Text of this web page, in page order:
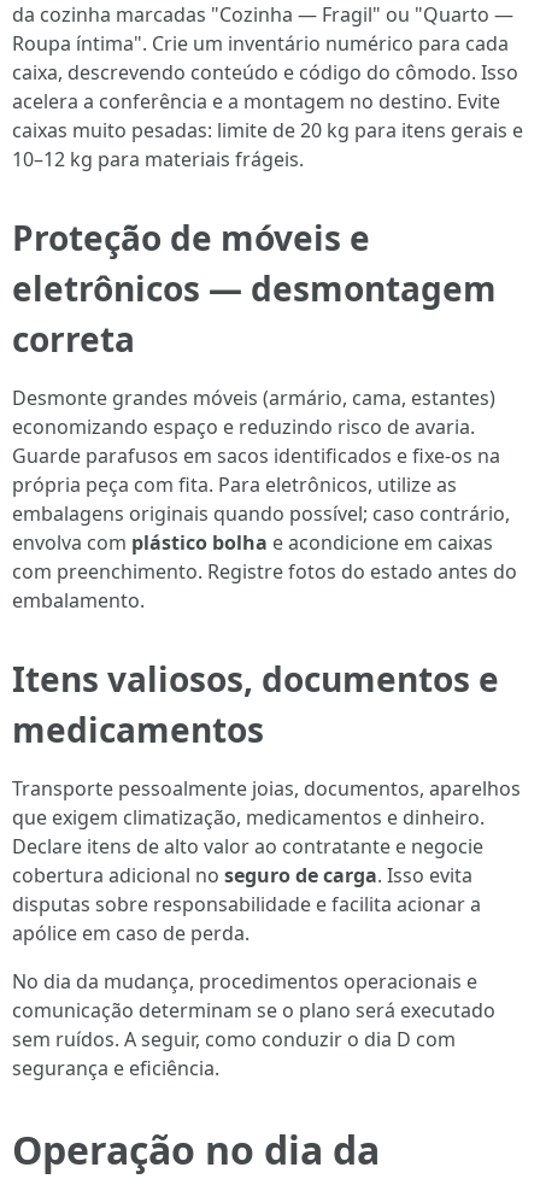
da cozinha marcadas "Cozinha — Fragil" ou "Quarto —
Roupa íntima". Crie um inventário numérico para cada
caixa, descrevendo conteúdo e código do cômodo. Isso
acelera a conferência e a montagem no destino. Evite
caixas muito pesadas: limite de 20 kg para itens gerais e
10–12 kg para materiais frágeis.
Proteção de móveis e
eletrônicos — desmontagem
correta
Desmonte grandes móveis (armário, cama, estantes)
economizando espaço e reduzindo risco de avaria.
Guarde parafusos em sacos identificados e fixe-os na
própria peça com fita. Para eletrônicos, utilize as
embalagens originais quando possível; caso contrário,
envolva com plástico bolha e acondicione em caixas
com preenchimento. Registre fotos do estado antes do
embalamento.
Itens valiosos, documentos e
medicamentos
Transporte pessoalmente joias, documentos, aparelhos
que exigem climatização, medicamentos e dinheiro.
Declare itens de alto valor ao contratante e negocie
cobertura adicional no seguro de carga. Isso evita
disputas sobre responsabilidade e facilita acionar a
apólice em caso de perda.
No dia da mudança, procedimentos operacionais e
comunicação determinam se o plano será executado
sem ruídos. A seguir, como conduzir o dia D com
segurança e eficiência.
Operação no dia da